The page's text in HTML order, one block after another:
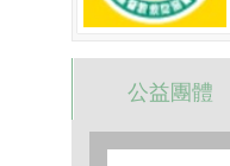
公益團體